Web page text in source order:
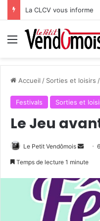
La CLCV vous informe
Menu
Accueil / Sorties et loisirs /
Festivals Sorties et
Le Jeu
Le Petit Vendômois
o
y
e
r
Temps de lecture 1 minute